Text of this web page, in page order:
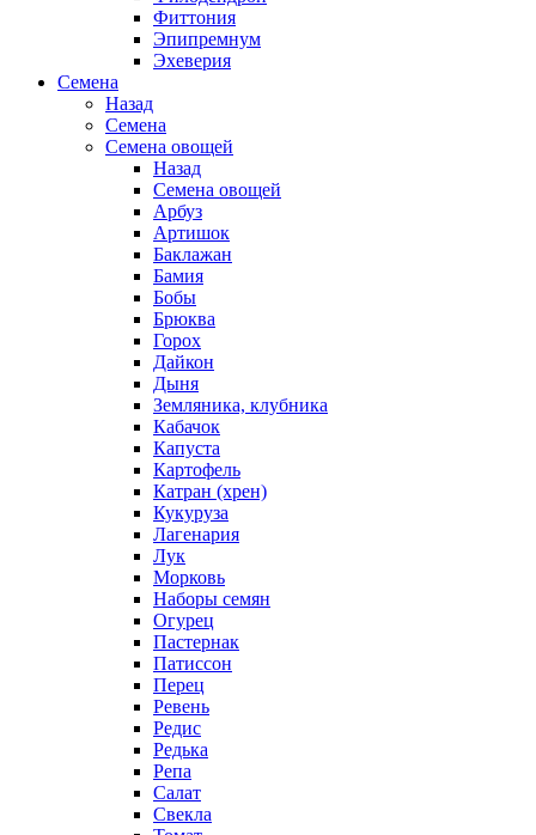
Фиттония
Эпипремнум
Эхеверия
Семена
Назад
Семена
Семена овощей
Назад
Семена овощей
Арбуз
Артишок
Баклажан
Бамия
Бобы
Брюква
Горох
Дайкон
Дыня
Земляника, клубника
Кабачок
Капуста
Картофель
Катран (хрен)
Кукуруза
Лагенария
Лук
Морковь
Наборы семян
Огурец
Пастернак
Патиссон
Перец
Ревень
Редис
Редька
Репа
Салат
Свекла